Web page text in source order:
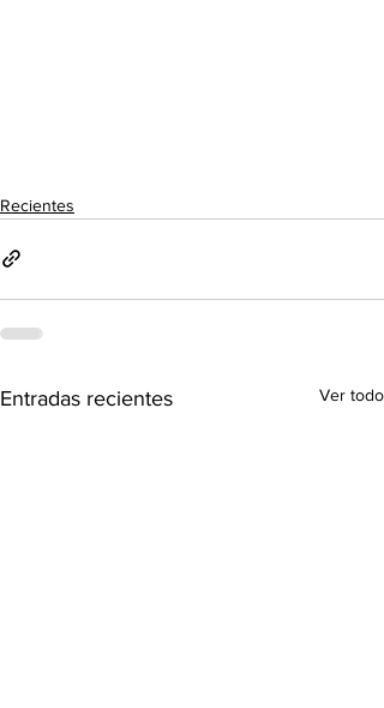
Recientes
Entradas recientes Ver todo